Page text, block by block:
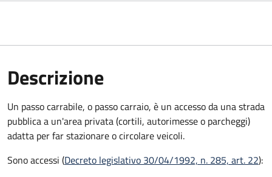
Descrizione
Un passo carrabile, o passo carraio, è un accesso da una strada
pubblica a un'area privata (cortili, autorimesse o parcheggi)
adatta per far stazionare o circolare veicoli.
Sono accessi (Decreto legislativo 30/04/1992, n. 285, art. 22):